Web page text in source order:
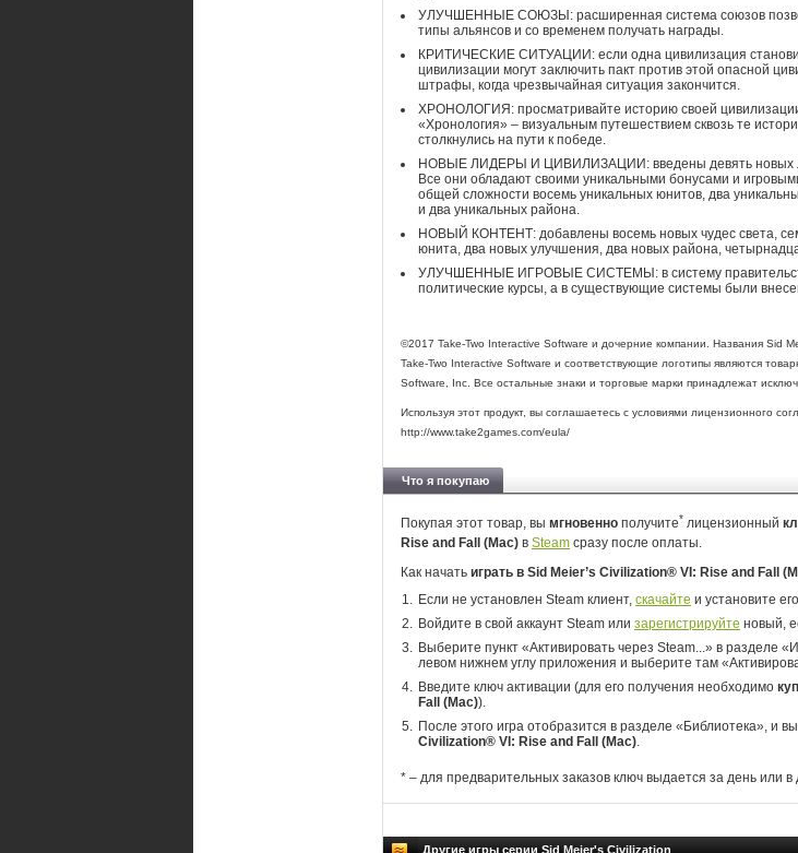
УЛУЧШЕННЫЕ СОЮЗЫ: расширенная система союзов
типы альянсов и со временем получать награды.
КРИТИЧЕСКИЕ СИТУАЦИИ: если одна цивилизация
цивилизации могут заключить пакт против этой опасной
штрафы, когда чрезвычайная ситуация закончится.
ХРОНОЛОГИЯ: просматривайте историю своей
«Хронология» – визуальным путешествием сквозь те
столкнулись на пути к победе.
НОВЫЕ ЛИДЕРЫ И ЦИВИЛИЗАЦИИ: введены девять новых
Все они обладают своими уникальными бонусами и
общей сложности восемь уникальных юнитов, два
и два уникальных района.
НОВЫЙ КОНТЕНТ: добавлены восемь новых чудес света,
юнита, два новых улучшения, два новых района,
УЛУЧШЕННЫЕ ИГРОВЫЕ СИСТЕМЫ: в систему
политические курсы, а в существующие системы были
©2017 Take-Two Interactive Software и дочерние компании. Названия Sid
Take-Two Interactive Software и соответствующие логотипы являются
Software, Inc. Все остальные знаки и торговые марки принадлежат
Используя этот продукт, вы соглашаетесь с условиями лицензионного
http://www.take2games.com/eula/
Что я покупаю
Покупая этот товар, вы мгновенно получите* лицензионный
Rise and Fall (Mac) в Steam сразу после оплаты.
Как начать играть в Sid Meier’s Civilization® VI: Rise and Fall
Если не установлен Steam клиент, скачайте и установите
Войдите в свой аккаунт Steam или зарегистрируйте новый,
Выберите пункт «Активировать через Steam...» в разделе
левом нижнем углу приложения и выберите там
Введите ключ активации (для его получения необходимо
Fall (Mac)).
После этого игра отобразится в разделе «Библиотека», и
Civilization® VI: Rise and Fall (Mac).
* – для предварительных заказов ключ выдается за день или
Другие игры серии Sid Meier's Civilization